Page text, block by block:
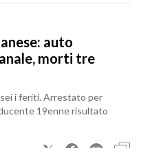
auto
morti tre
i feriti. Arrestato per
19enne risultato